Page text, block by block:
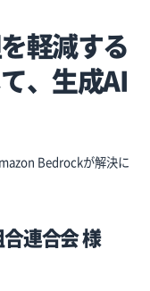
軽減する
、生成AI
Bedrockが解決に
連合会 様